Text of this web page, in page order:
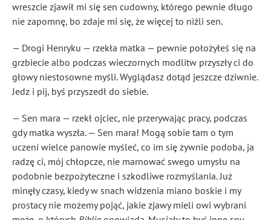
wreszcie zjawił mi się sen cudowny, którego pewnie długo
nie zapomnę, bo zdaje mi się, że więcej to niźli sen.
— Drogi Henryku — rzekła matka — pewnie położyłeś się na
grzbiecie albo podczas wieczornych modlitw przyszły ci do
głowy niestosowne myśli. Wyglądasz dotąd jeszcze dziwnie.
Jedz i pij, byś przyszedł do siebie.
— Sen mara — rzekł ojciec, nie przerywając pracy, podczas
gdy matka wyszła. — Sen mara! Mogą sobie tam o tym
uczeni wielce panowie myśleć, co im się żywnie podoba, ja
radzę ci, mój chłopcze, nie marnować swego umysłu na
podobnie bezpożyteczne i szkodliwe rozmyślania. Już
minęły czasy, kiedy w snach widzenia miano boskie i my
prostacy nie możemy pojąć, jakie zjawy mieli owi wybrani